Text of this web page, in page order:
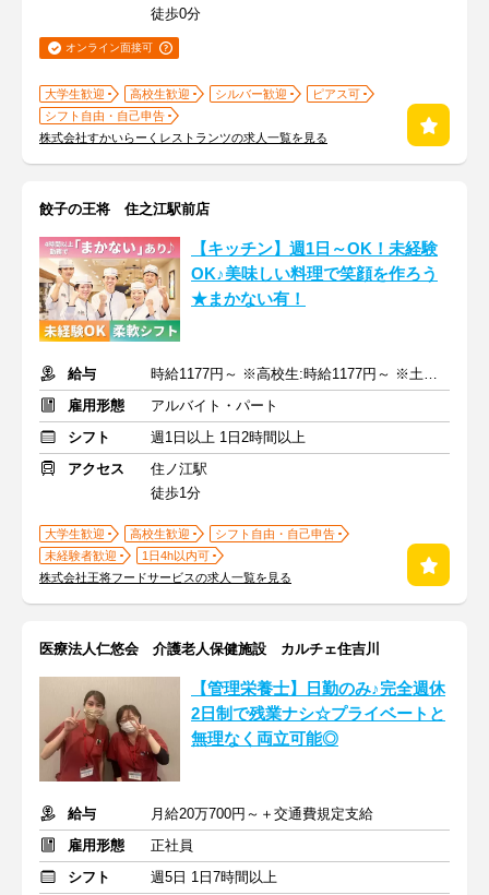
徒歩0分
オンライン面接可
大学生歓迎 高校生歓迎 シルバー歓迎
ピアス可
シフト自由・自己申告
株式会社すかいらーくレストランツの求人一覧を見る
餃子の王将 住之江駅前店
【キッチン】週1日～OK！未経験
OK♪美味しい料理で笑顔を作ろう
★まかない有！
給与
時給1177円～ ※高校生:時給1177円～ ※土日祝+30円
雇用形態
アルバイト・パート
シフト
週1日以上 1日2時間以上
アクセス
住ノ江駅
徒歩1分
大学生歓迎 高校生歓迎
シフト自由・自己申告
未経験者歓迎
1日4h以内可
株式会社王将フードサービスの求人一覧を見る
医療法人仁悠会 介護老人保健施設 カルチェ住吉川
【管理栄養士】日勤のみ♪完全週休
2日制で残業ナシ☆プライベートと
無理なく両立可能◎
給与
月給20万700円～＋交通費規定支給
雇用形態
正社員
シフト
週5日 1日7時間以上